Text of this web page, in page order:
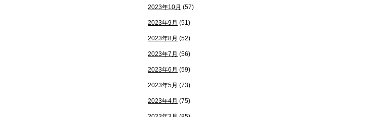
2023年10月 (57)
2023年9月 (51)
2023年8月 (52)
2023年7月 (56)
2023年6月 (59)
2023年5月 (73)
2023年4月 (75)